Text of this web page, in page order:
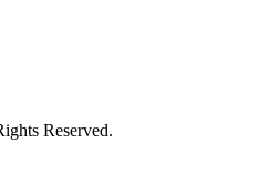
Reserved.